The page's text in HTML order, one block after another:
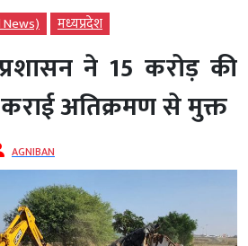
News) मध्‍यप्रदेश
ने 15 करोड़ की
अतिक्रमण से मुक्त
AGNIBAN